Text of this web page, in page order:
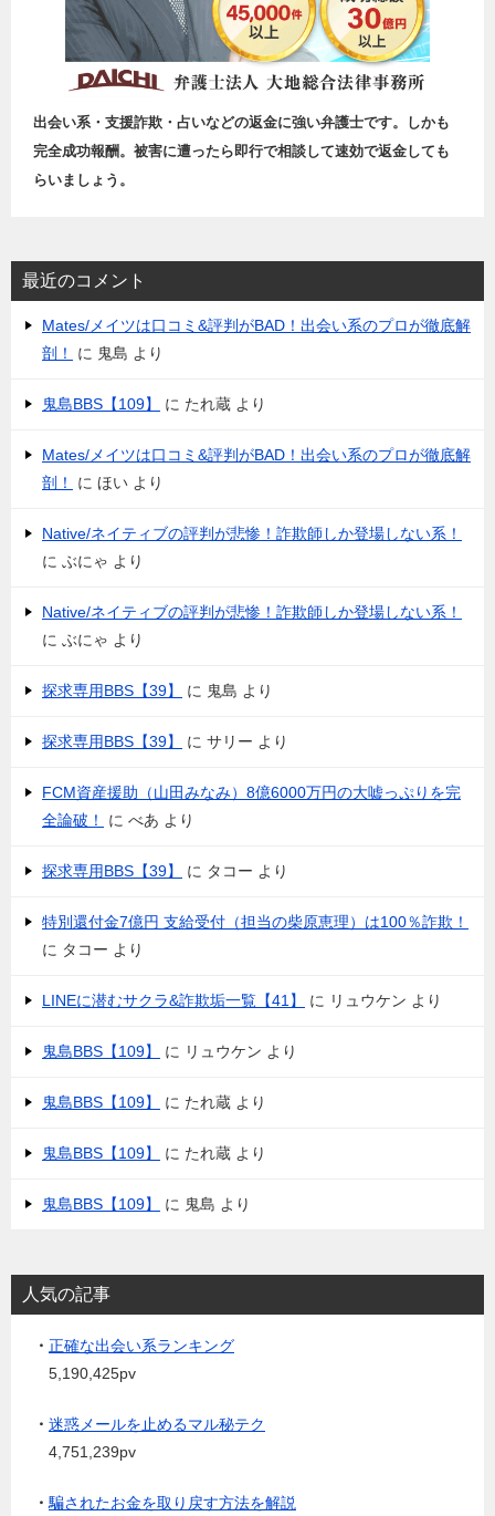
出会い系・支援詐欺・占いなどの返金に強い弁護士です。しかも
完全成功報酬。被害に遭ったら即行で相談して速効で返金しても
らいましょう。
最近のコメント
Mates/メイツは口コミ&評判がBAD！出会い系のプロが徹底解
剖！
に 鬼島 より
鬼島BBS【109】 に たれ蔵 より
Mates/メイツは口コミ&評判がBAD！出会い系のプロが徹底解
剖！
に ほい より
Native/ネイティブの評判が悲惨！詐欺師しか登場しない系！
に ぶにゃ より
Native/ネイティブの評判が悲惨！詐欺師しか登場しない系！
に ぶにゃ より
探求専用BBS【39】 に 鬼島 より
探求専用BBS【39】 に サリー より
FCM資産援助（山田みなみ）8億6000万円の大嘘っぷりを完
全論破！
に べあ より
探求専用BBS【39】 に タコー より
特別還付金7億円 支給受付（担当の柴原恵理）は100％詐欺！
に タコー より
LINEに潜むサクラ&詐欺垢一覧【41】 に リュウケン より
鬼島BBS【109】 に リュウケン より
鬼島BBS【109】 に たれ蔵 より
鬼島BBS【109】 に たれ蔵 より
鬼島BBS【109】 に 鬼島 より
人気の記事
・ 正確な出会い系ランキング
5,190,425pv
・ 迷惑メールを止めるマル秘テク
4,751,239pv
・ 騙されたお金を取り戻す方法を解説